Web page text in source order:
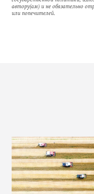
автору(ам) и не обязательно
или попечителей.